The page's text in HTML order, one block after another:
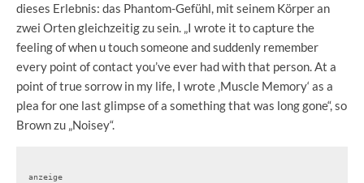
dieses Erlebnis: das Phantom-Gefühl, mit seinem Körper an
zwei Orten gleichzeitig zu sein. „I wrote it to capture the
feeling of when u touch someone and suddenly remember
every point of contact you’ve ever had with that person. At a
point of true sorrow in my life, I wrote ‚Muscle Memory‘ as a
plea for one last glimpse of a something that was long gone“, so
Brown zu „Noisey“.
anzeige